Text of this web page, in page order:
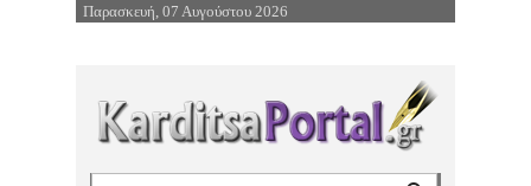
Επιστροφή στην Πλοήγηση
Παρασκευή, 07 Αυγούστου 2026